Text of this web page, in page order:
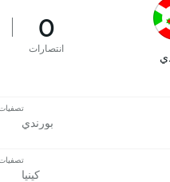
0
انتصارات
بورندي
تصفيات
كينيا
تصفيات